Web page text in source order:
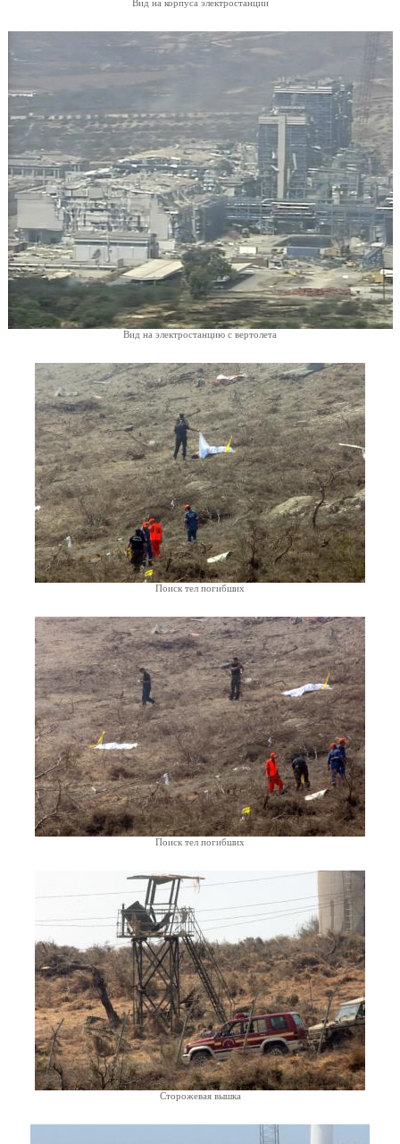
Вид на корпуса электростанции
Вид на электростанцию с вертолета
Поиск тел погибших
Поиск тел погибших
Сторожевая вышка